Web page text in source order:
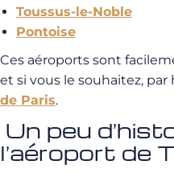
Toussus-le-Noble
Pontoise
Ces aéroports sont
et si vous le souhaitez, par
de Paris.
Un peu
l’aéroport de